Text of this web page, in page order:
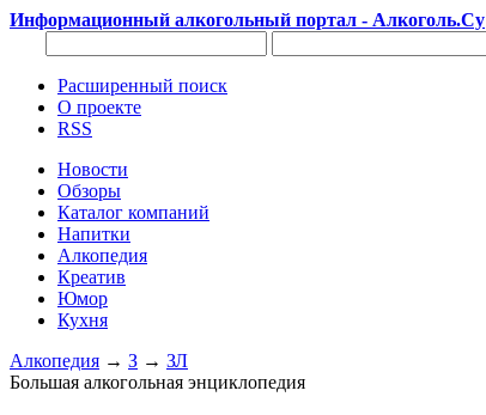
Информационный алкогольный портал - Алкоголь.Су
Расширенный поиск
О проекте
RSS
Новости
Обзоры
Каталог компаний
Напитки
Алкопедия
Креатив
Юмор
Кухня
Алкопедия → З → ЗЛ
Большая алкогольная энциклопедия